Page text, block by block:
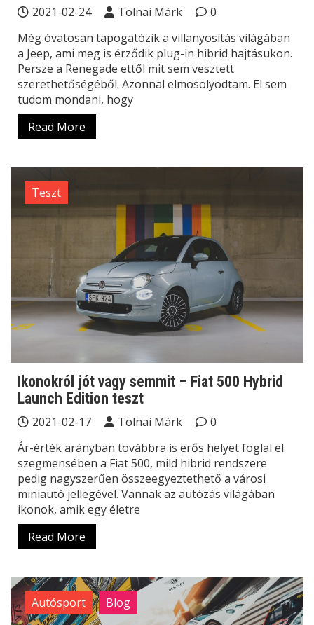
2021-02-24 Tolnai Márk
0
Még óvatosan tapogatózik a villanyosítás világában
a Jeep, ami meg is érződik plug-in hibrid hajtásukon.
Persze a Renegade ettől mit sem vesztett
szerethetőségéből. Azonnal elmosolyodtam. El sem
tudom mondani, hogy
Read More
Teszt
Ikonokról jót vagy semmit – Fiat 500 Hybrid
Launch Edition teszt
2021-02-17 Tolnai Márk
0
Ár-érték arányban továbbra is erős helyet foglal el
szegmensében a Fiat 500, mild hibrid rendszere
pedig nagyszerűen összeegyeztethető a városi
miniautó jellegével. Vannak az autózás világában
ikonok, amik egy életre
Read More
Autósport Blog